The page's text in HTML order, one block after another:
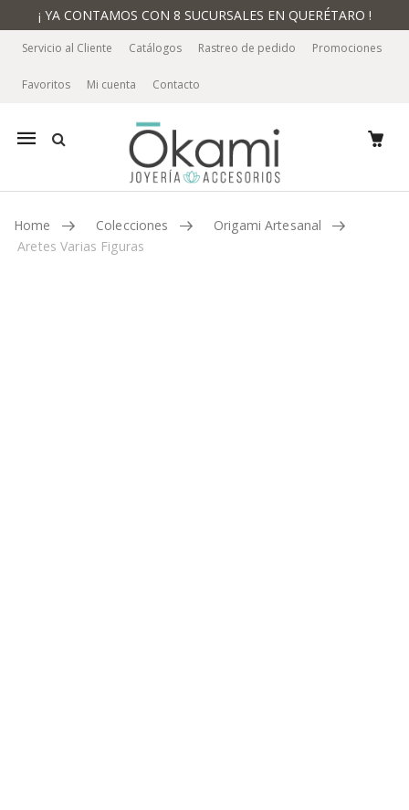
¡ YA CONTAMOS CON 8 SUCURSALES EN QUERÉTARO !
Servicio al Cliente Catálogos Rastreo de pedido Promociones
Favoritos Mi cuenta Contacto
Mobile
Home Colecciones
Origami Artesanal
Aretes Varias Figuras